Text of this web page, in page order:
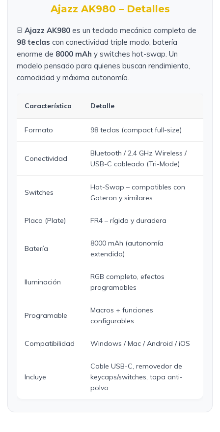
Ajazz AK980 – Detalles
El Ajazz AK980 es un teclado mecánico completo de
98 teclas con conectividad triple modo, batería
enorme de 8000 mAh y switches hot-swap. Un
modelo pensado para quienes buscan rendimiento,
comodidad y máxima autonomía.
Característica Detalle
Formato 98 teclas (compact full-size)
Conectividad
Bluetooth / 2.4 GHz Wireless /
USB-C cableado (Tri-Mode)
Switches
Hot-Swap – compatibles con
Gateron y similares
Placa (Plate) FR4 – rígida y duradera
Batería
8000 mAh (autonomía
extendida)
Iluminación
RGB completo, efectos
programables
Programable
Macros + funciones
configurables
Compatibilidad Windows / Mac / Android / iOS
Incluye
Cable USB-C, removedor de
keycaps/switches, tapa anti-
polvo